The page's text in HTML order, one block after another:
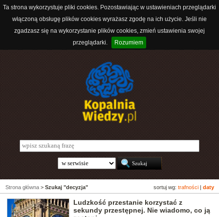
Ta strona wykorzystuje pliki cookies. Pozostawiając w ustawieniach przeglądarki
włączoną obsługę plików cookies wyrażasz zgodę na ich użycie. Jeśli nie
zgadzasz się na wykorzystanie plików cookies, zmień ustawienia swojej
przeglądarki.
Rozumiem
sortuj wg: trafności daty
Strona główna > Szukaj "decyzja"
Ludzkość przestanie korzystać z
sekundy przestępnej. Nie wiadomo, co ją